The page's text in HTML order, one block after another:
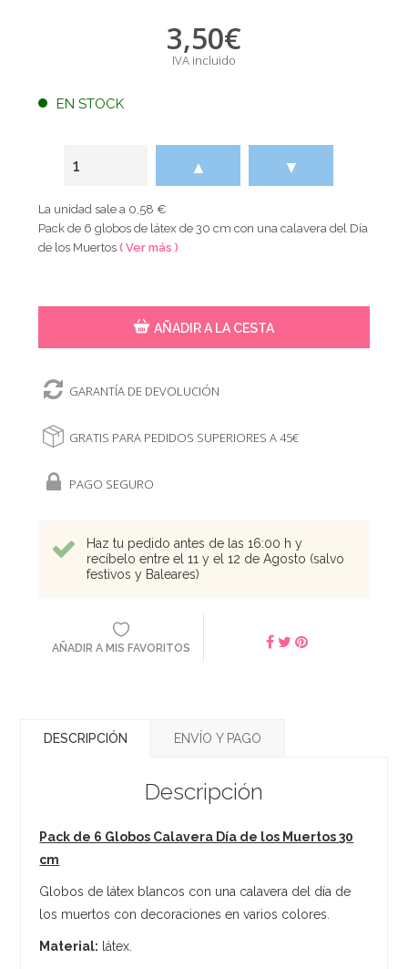
3,50€
IVA incluido
EN STOCK
▲ ▼
La unidad sale a 0,58 €
Pack de 6 globos de látex de 30 cm con una calavera del Día
de los Muertos( Ver más )
AÑADIR A LA CESTA
GARANTÍA DE DEVOLUCIÓN
GRATIS PARA PEDIDOS SUPERIORES A 45€
PAGO SEGURO
Haz tu pedido antes de las 16:00 h y
recíbelo entre el 11 y el 12 de Agosto (salvo
festivos y Baleares)
AÑADIR A MIS FAVORITOS
DESCRIPCIÓN ENVÍO Y PAGO
Descripción
Pack de 6 Globos Calavera Día de los Muertos 30
cm
Globos de látex blancos con una calavera del día de
los muertos con decoraciones en varios colores.
Material: látex.